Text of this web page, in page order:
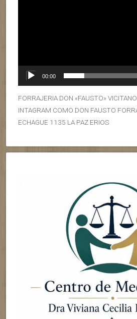
00:00
FORRAJERIA DON «FAUSTO»
INTAGRAM COMO DON FAUSTO
ECHAGUE 1135 LA PAZ ERIOS